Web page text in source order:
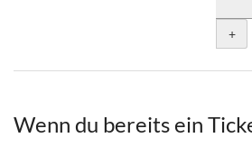
+
Wenn du bereits ein